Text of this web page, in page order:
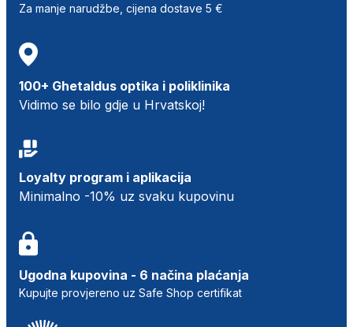
Za manje narudžbe, cijena dostave 5 €
100+ Ghetaldus optika i poliklinika
Vidimo se bilo gdje u Hrvatskoj!
Loyalty program i aplikacija
Minimalno -10% uz svaku kupovinu
Ugodna kupovina - 6 načina plaćanja
Kupujte provjereno uz Safe Shop certifikat